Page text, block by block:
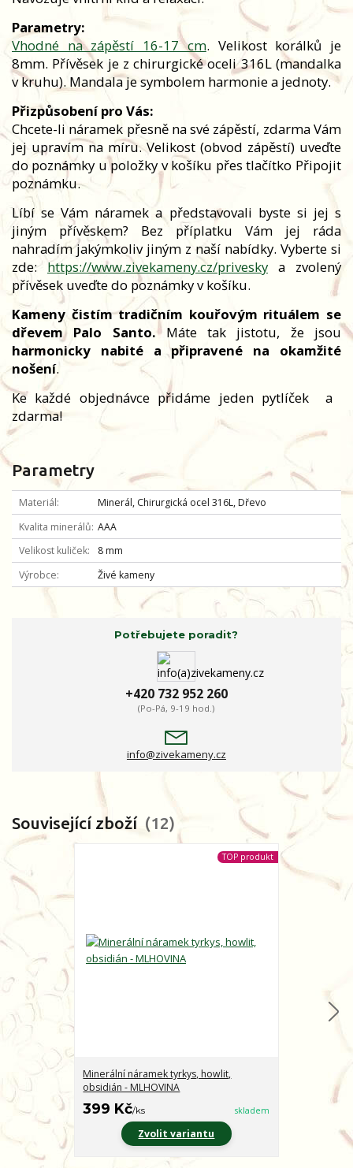
Parametry:
Vhodné na zápěstí 16-17 cm. Velikost korálků je
8mm. Přívěsek je z chirurgické oceli 316L (mandalka
v kruhu). Mandala je symbolem harmonie a jednoty.
Přizpůsobení pro Vás:
Chcete-li náramek přesně na své zápěstí, zdarma Vám
jej upravím na míru. Velikost (obvod zápěstí) uveďte
do poznámky u položky v košíku přes tlačítko Připojit
poznámku.
Líbí se Vám náramek a představovali byste si jej s
jiným přívěskem? Bez příplatku Vám jej ráda
nahradím jakýmkoliv jiným z naší nabídky. Vyberte si
zde: https://www.zivekameny.cz/priveskya zvolený
přívěsek uveďte do poznámky v košíku.
Kameny čistím tradičním kouřovým rituálem se
dřevem Palo Santo.Máte tak jistotu, že jsou
harmonicky nabité a připravené na okamžité
nošení.
Ke každé objednávce přidáme jeden pytlíček
a
zdarma!
Parametry
Materiál
Minerál, Chirurgická ocel 316L, Dřevo
Kvalita minerálů AAA
Velikost kuliček
8 mm
Výrobce
Živé kameny
Potřebujete poradit?
+420 732 952 260
(Po-Pá, 9-19 hod.)
info@zivekameny.cz
Související zboží 12
TOP produkt
Minerální náramek tyrkys, howlit,
obsidián - MLHOVINA
399 Kč/ks skladem
Zvolit variantu
CHARAKTER
399 Kč